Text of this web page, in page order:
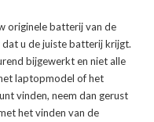
originele batterij van de
u de juiste batterij krijgt.
bijgewerkt en niet alle
laptopmodel of het
vinden, neem dan gerust
het vinden van de